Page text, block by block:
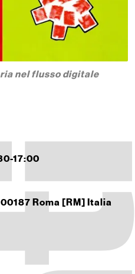
nel flusso digitale
17:00
Roma [RM] Italia